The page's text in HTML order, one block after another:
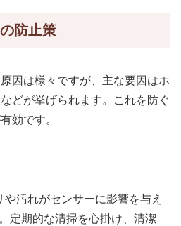
防止策
因は様々ですが、主な要因はホ
どが挙げられます。これを防ぐ
効です。
や汚れがセンサーに影響を与え
定期的な清掃を心掛け、清潔